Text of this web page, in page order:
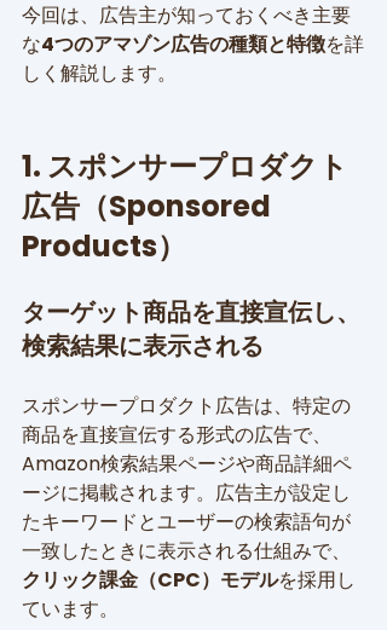
今回は、広告主が知っておくべき主要
な4つのアマゾン広告の種類と特徴を詳
しく解説します。
1. スポンサープロダクト
広告（Sponsored
Products）
ターゲット商品を直接宣伝し、
検索結果に表示される
スポンサープロダクト広告は、特定の
商品を直接宣伝する形式の広告で、
Amazon検索結果ページや商品詳細ペ
ージに掲載されます。広告主が設定し
たキーワードとユーザーの検索語句が
一致したときに表示される仕組みで、
クリック課金（CPC）モデルを採用し
ています。